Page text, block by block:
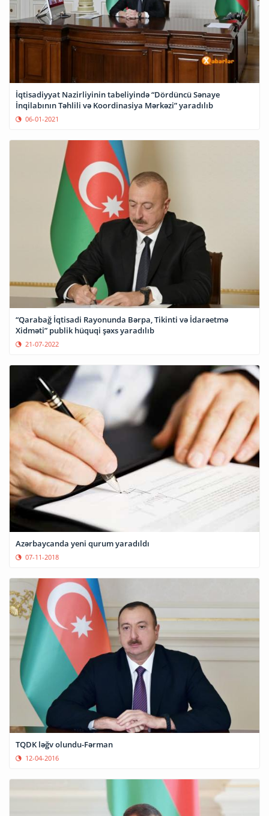
İqtisadiyyat Nazirliyinin tabeliyində “Dördüncü Sənaye
İnqilabının Təhlili və Koordinasiya Mərkəzi” yaradılıb
06-01-2021
“Qarabağ İqtisadi Rayonunda Bərpa, Tikinti və İdarəetmə
Xidməti” publik hüquqi şəxs yaradılıb
21-07-2022
Azərbaycanda yeni qurum yaradıldı
07-11-2018
TQDK ləğv olundu-Fərman
12-04-2016